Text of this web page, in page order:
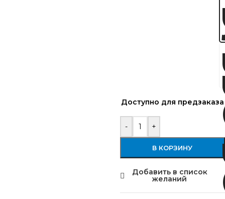
Доступно для предзаказа
- +
В КОРЗИНУ
Добавить в список
желаний